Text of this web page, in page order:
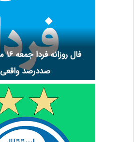
صددرصد واقعی